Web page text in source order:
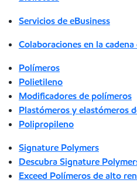
Servicios de eBusiness
Colaboraciones en la
Polímeros
Polietileno
Modificadores de polímeros
Plastómeros y elastómeros
Polipropileno
Signature Polymers
Descubra Signature
Exceed Polímeros de alto